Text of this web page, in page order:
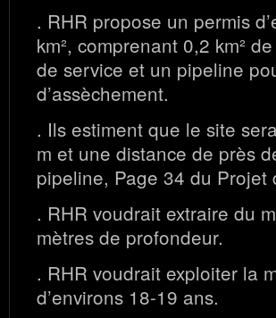
. RHR propose un permis
km², comprenant 0,2 km²
de service et un pipeline
d’assèchement.
. Ils estiment que le site
m et une distance de près
pipeline, Page 34 du Projet
. RHR voudrait extraire du
mètres de profondeur.
. RHR voudrait exploiter la
d’environs 18-19 ans.